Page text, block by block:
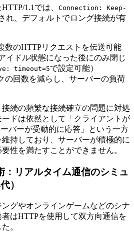
1.1では、 Connection: Keep-
れ、デフォルトでロング接続が有
数のHTTPリクエストを伝送可能
イドル状態になった後にのみ閉じ
timeout=5で設定可能）
の回数を減らし、サーバーの負荷
続の頻繁な接続確立の問題に対処
ドは依然として「クライアントが
バーが受動的に応答」という一方
持しており、サーバーが積極的に
性を満たすことができません。
：リアルタイム通信のシミュ
）
グやオンラインゲームなどのシナ
はHTTPを使用して双方向通信を
。